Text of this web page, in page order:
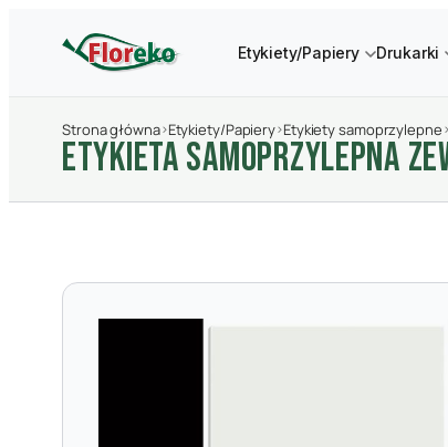
Etykiety/Papiery Drukarki
Strona główna›Etykiety/Papiery›Etykiety samoprzylepne›
ETYKIETA SAMOPRZYLEPNA